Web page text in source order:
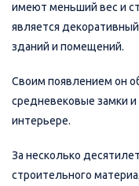
имеют меньший вес и
является
зданий и помещений.
Своим появлением он
средневековые замки
интерьере.
За несколько
строительного